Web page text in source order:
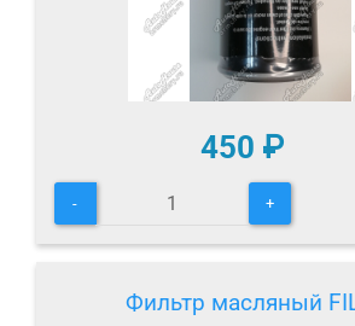
450 ₽
- +
Фильтр масляный